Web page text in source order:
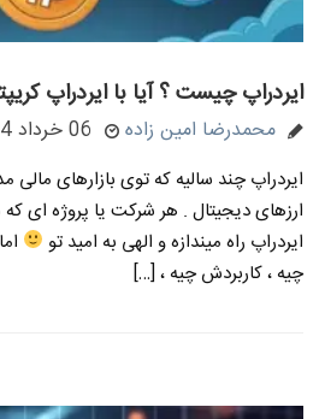
ایردراپ چیست ؟ آیا با ایردراپ
محمدرضا امین زاده 06 خرداد 1404
ایردراپ چند سالیه که توی بازارهای
ارزهای دیجیتال . هر شرکت یا پروژه ای
ایردراپ راه میندازه و الهی به امید تو
چیه ، کاربردش چیه ، […]